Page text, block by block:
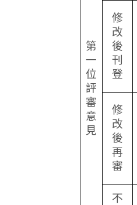
第
一
位
評
審
意
見
修
改
後
刊
登
修
改
後
再
審
不